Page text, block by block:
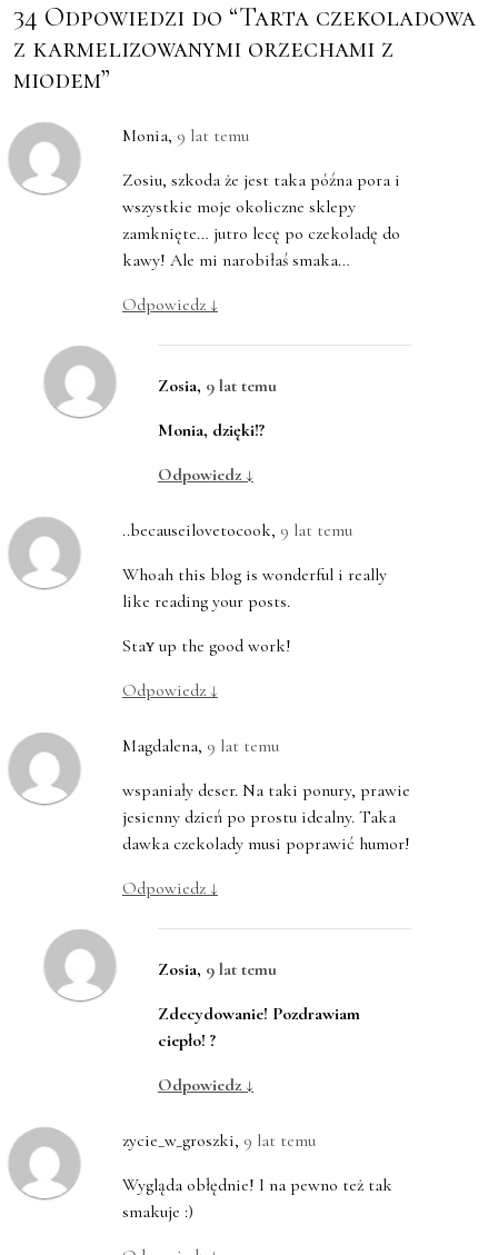
34 Odpowiedzi do “Tarta czekoladowa
z karmelizowanymi orzechami z
miodem”
Monia, 9 lat temu
Zosiu, szkoda że jest taka późna pora i
wszystkie moje okoliczne sklepy
zamknięte… jutro lecę po czekoladę do
kawy! Ale mi narobiłaś smaka…
Odpowiedz ↓
Zosia, 9 lat temu
Monia, dzięki!?
Odpowiedz ↓
..becauseilovetocook, 9 lat temu
Whoah this blog іs wonderful i really
like reading your posts.
Staʏ up the good work!
Odpowiedz ↓
Magdalena, 9 lat temu
wspaniały deser. Na taki ponury, prawie
jesienny dzień po prostu idealny. Taka
dawka czekolady musi poprawić humor!
Odpowiedz ↓
Zosia, 9 lat temu
Zdecydowanie! Pozdrawiam
ciepło! ?
Odpowiedz ↓
zycie_w_groszki, 9 lat temu
Wygląda obłędnie! I na pewno też tak
smakuje :)